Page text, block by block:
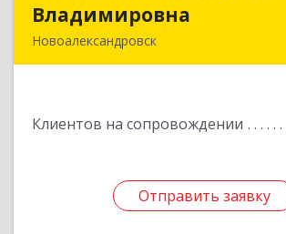
Владимировна
Новоалександровск
Клиентов на сопровождении
Отправить заявку
Отправить заявку